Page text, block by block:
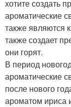
хотите создать
ароматические
также являются
также создает
они горят.
В период
ароматические
после нового
ароматом ириса